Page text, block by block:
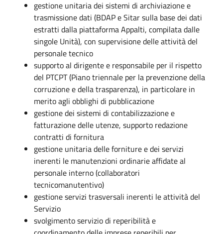
gestione unitaria dei sistemi di archiviazione e
trasmissione dati (BDAP e Sitar sulla base dei dati
estratti dalla piattaforma Appalti, compilata dalle
singole Unità), con supervisione delle attività del
personale tecnico
supporto al dirigente e responsabile per il rispetto
del PTCPT (Piano triennale per la prevenzione della
corruzione e della trasparenza), in particolare in
merito agli obblighi di pubblicazione
gestione dei sistemi di contabilizzazione e
fatturazione delle utenze, supporto redazione
contratti di fornitura
gestione unitaria delle forniture e dei servizi
inerenti le manutenzioni ordinarie affidate al
personale interno (collaboratori
tecnicomanutentivo)
gestione servizi trasversali inerenti le attività del
Servizio
svolgimento servizio di reperibilità e